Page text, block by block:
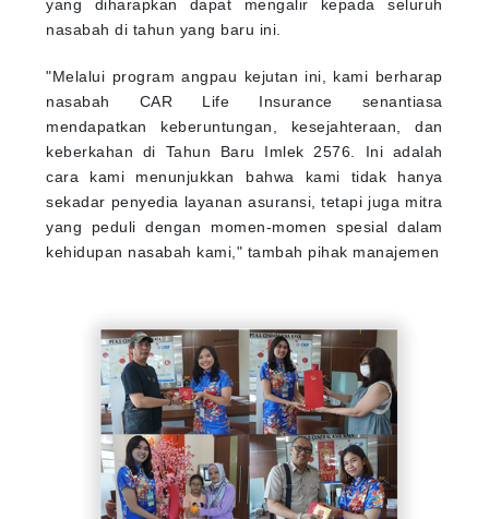
yang diharapkan dapat mengalir kepada seluruh
nasabah di tahun yang baru ini.
"Melalui program angpau kejutan ini, kami berharap
nasabah CAR Life Insurance senantiasa
mendapatkan keberuntungan, kesejahteraan, dan
keberkahan di Tahun Baru Imlek 2576. Ini adalah
cara kami menunjukkan bahwa kami tidak hanya
sekadar penyedia layanan asuransi, tetapi juga mitra
yang peduli dengan momen-momen spesial dalam
kehidupan nasabah kami," tambah pihak manajemen